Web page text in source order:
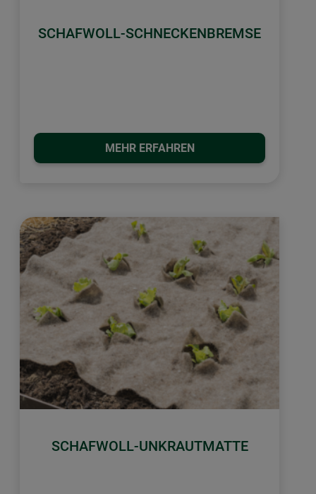
SCHAFWOLL-SCHNECKENBREMSE
MEHR ERFAHREN
SCHAFWOLL-UNKRAUTMATTE